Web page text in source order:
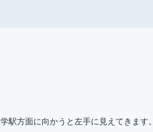
駅方面に向かうと左手に見えてきます。